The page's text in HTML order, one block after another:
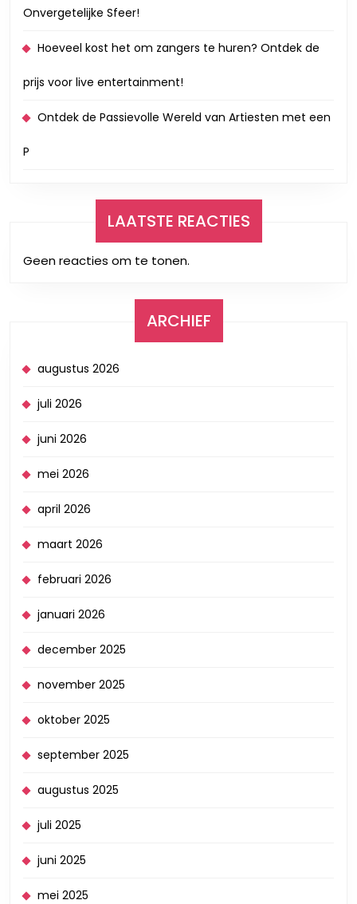
Onvergetelijke Sfeer!
Hoeveel kost het om zangers te huren? Ontdek de
prijs voor live entertainment!
Ontdek de Passievolle Wereld van Artiesten met een
P
LAATSTE REACTIES
Geen reacties om te tonen.
ARCHIEF
augustus 2026
juli 2026
juni 2026
mei 2026
april 2026
maart 2026
februari 2026
januari 2026
december 2025
november 2025
oktober 2025
september 2025
augustus 2025
juli 2025
juni 2025
mei 2025